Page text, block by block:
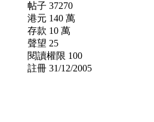
帖子 37270
港元 140 萬
存款 10 萬
聲望 25
閱讀權限 100
註冊 31/12/2005